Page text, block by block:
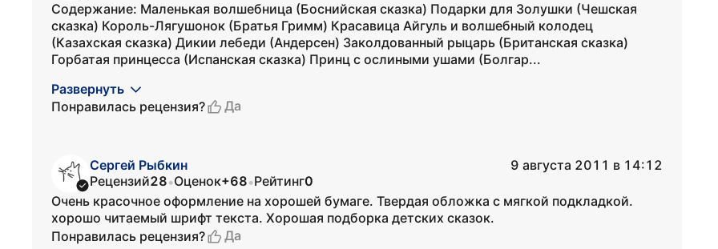
Содержание: Маленькая волшебница (Боснийская сказка) Подарки для Золушки (Чешская
сказка) Король-Лягушонок (Братья Гримм) Красавица Айгуль и волшебный колодец
(Казахская сказка) Дикии лебеди (Андерсен) Заколдованный рыцарь (Британская сказка)
Горбатая принцесса (Испанская сказка) Принц с ослиными ушами (Болгар...
Развернуть
Понравилась рецензия?
Да
Сергей Рыбкин
9 августа 2011 в 14:12
Рецензий28•Оценок+68•Рейтинг0
Очень красочное оформление на хорошей бумаге. Твердая обложка с мягкой подкладкой.
хорошо читаемый шрифт текста. Хорошая подборка детских сказок.
Понравилась рецензия?
Да